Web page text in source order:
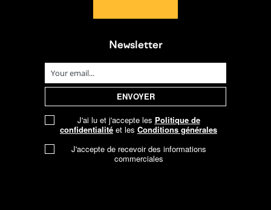
Newsletter
J'ai lu et j'accepte les Politique de
confidentialité et les Conditions générales
J'accepte de recevoir des informations
commerciales